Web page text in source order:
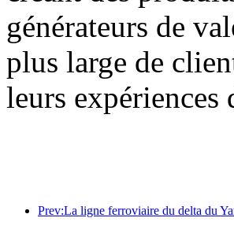
générateurs de
plus large de
leurs expériences